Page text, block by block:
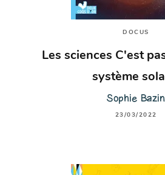
DOCUS
Les sciences C'est
système
Sophie Bazin
23/03/2022